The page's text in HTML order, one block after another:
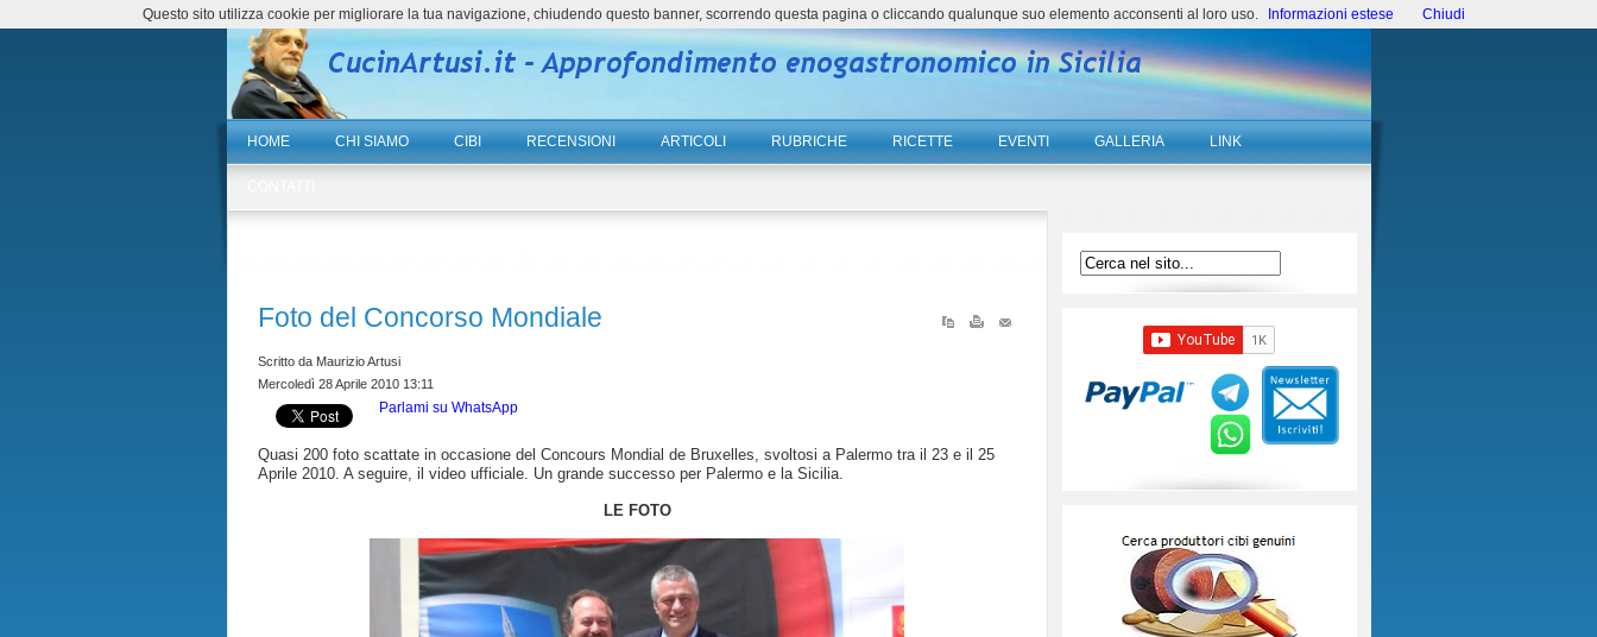
HOME CHI SIAMO CIBI RECENSIONI ARTICOLI RUBRICHE RICETTE EVENTI GALLERIA LINK
Foto del Concorso Mondiale
Scritto da Maurizio Artusi
Mercoledì 28 Aprile 2010 13:11
Parlami su WhatsApp
Quasi 200 foto scattate in occasione del Concours Mondial de Bruxelles, svoltosi a Palermo tra il 23 e il 25
Aprile 2010. A seguire, il video ufficiale. Un grande successo per Palermo e la Sicilia.
LE FOTO
Questo sito utilizza cookie per migliorare la tua navigazione, chiudendo questo banner, scorrendo questa pagina o cliccando qualunque suo elemento acconsenti al loro uso. Informazioni estese Chiudi